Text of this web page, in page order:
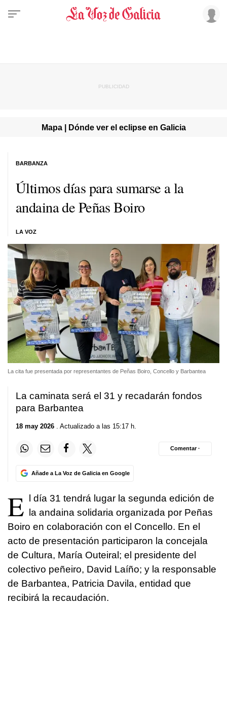
Mapa | Dónde ver el eclipse en Galicia
Últimos días para sumarse a la
andaina de Peñas Boiro
LA VOZ
BARBANZA
La cita fue presentada por representantes de Peñas Boiro, Concello y Barbantea
La caminata será el 31 y recadarán fondos
para Barbantea
18 may 2026 . Actualizado a las 15:17 h.
Añade a La Voz de Galicia en Google
Comentar ·
E l día 31 tendrá lugar la segunda edición de
la andaina solidaria organizada por Peñas
Boiro en colaboración con el Concello. En el
acto de presentación participaron la concejala
de Cultura, María Outeiral; el presidente del
colectivo peñeiro, David Laíño; y la responsable
de Barbantea, Patricia Davila, entidad que
recibirá la recaudación.